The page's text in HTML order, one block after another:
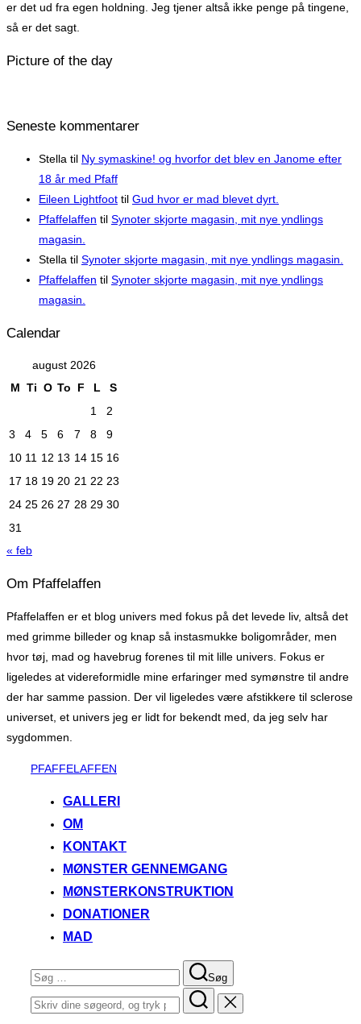
er det ud fra egen holdning. Jeg tjener altså ikke penge på tingene,
så er det sagt.
Picture of the day
Seneste kommentarer
Stella til Ny symaskine! og hvorfor det blev en Janome efter
18 år med Pfaff
Eileen Lightfoot til Gud hvor er mad blevet dyrt.
Pfaffelaffen til Synoter skjorte magasin, mit nye yndlings
magasin.
Stella til Synoter skjorte magasin, mit nye yndlings magasin.
Pfaffelaffen til Synoter skjorte magasin, mit nye yndlings
magasin.
Calendar
august 2026
M Ti O To F L
S
1
2
3
4 5 6 7 8
9
10 11 12 13 14 15 16
17 18 19 20 21 22 23
24 25 26 27 28 29 30
31
« feb
Om Pfaffelaffen
Pfaffelaffen er et blog univers med fokus på det levede liv, altså det
med grimme billeder og knap så instasmukke boligområder, men
hvor tøj, mad og havebrug forenes til mit lille univers. Fokus er
ligeledes at videreformidle mine erfaringer med symønstre til andre
der har samme passion. Der vil ligeledes være afstikkere til sclerose
universet, et univers jeg er lidt for bekendt med, da jeg selv har
sygdommen.
ViderePFAFFELAFFEN
GALLERI
OM
KONTAKT
MØNSTER GENNEMGANG
MØNSTERKONSTRUKTION
DONATIONER
MAD
Søg
efter:
Søg
Søg
efter: